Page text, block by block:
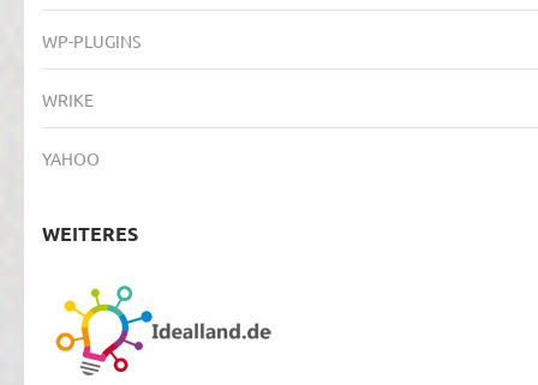
WP-PLUGINS
WRIKE
YAHOO
WEITERES